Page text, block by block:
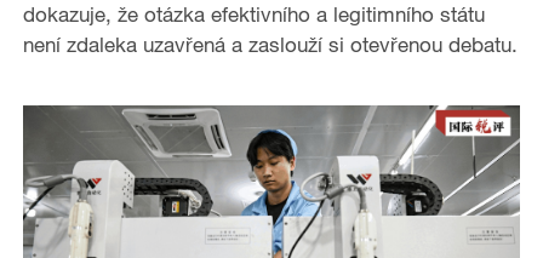
dokazuje, že otázka efektivního a legitimního státu
není zdaleka uzavřená a zaslouží si otevřenou debatu.